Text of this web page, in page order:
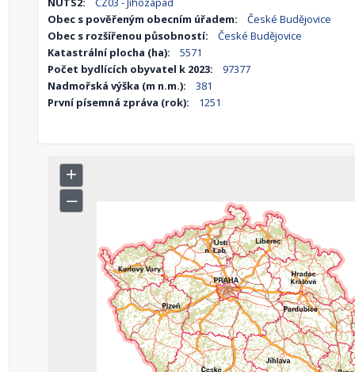
Obec s pověřeným obecním úřadem:
České Budějovice
Obec s rozšířenou působností:
České Budějovice
Katastrální plocha (ha):
5571
Počet bydlících obyvatel k 2023:
97377
Nadmořská výška (m n.m.):
381
První písemná zpráva (rok):
1251